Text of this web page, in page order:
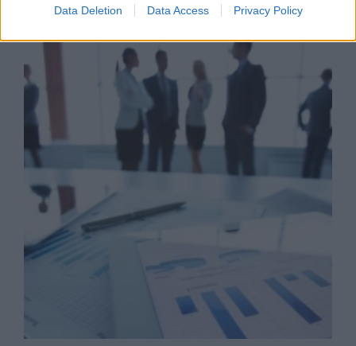
Data Deletion Data Access Privacy Policy